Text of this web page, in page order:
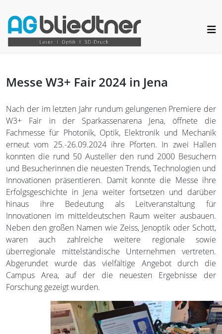
Messe W3+ Fair 2024 in Jena
Nach der im letzten Jahr rundum gelungenen Premiere der
W3+ Fair in der Sparkassenarena Jena, öffnete die
Fachmesse für Photonik, Optik, Elektronik und Mechanik
erneut vom 25.-26.09.2024 ihre Pforten. In zwei Hallen
konnten die rund 50 Austeller den rund 2000 Besuchern
und Besucherinnen die neuesten Trends, Technologien und
Innovationen präsentieren. Damit konnte die Messe ihre
Erfolgsgeschichte in Jena weiter fortsetzen und darüber
hinaus ihre Bedeutung als Leitveranstaltung für
Innovationen im mitteldeutschen Raum weiter ausbauen.
Neben den großen Namen wie Zeiss, Jenoptik oder Schott,
waren auch zahlreiche weitere regionale sowie
überregionale mittelständische Unternehmen vertreten.
Abgerundet wurde das vielfältige Angebot durch die
Campus Area, auf der die neuesten Ergebnisse der
Forschung gezeigt wurden.